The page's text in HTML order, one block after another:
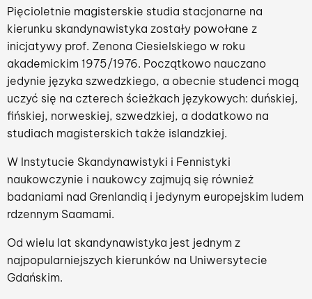
Pięcioletnie magisterskie studia stacjonarne na
kierunku skandynawistyka zostały powołane z
inicjatywy prof. Zenona Ciesielskiego w roku
akademickim 1975/1976. Początkowo nauczano
jedynie języka szwedzkiego, a obecnie studenci mogą
uczyć się na czterech ścieżkach językowych: duńskiej,
fińskiej, norweskiej, szwedzkiej, a dodatkowo na
studiach magisterskich także islandzkiej.
W Instytucie Skandynawistyki i Fennistyki
naukowczynie i naukowcy zajmują się również
badaniami nad Grenlandią i jedynym europejskim ludem
rdzennym Saamami.
Od wielu lat skandynawistyka jest jednym z
najpopularniejszych kierunków na Uniwersytecie
Gdańskim.